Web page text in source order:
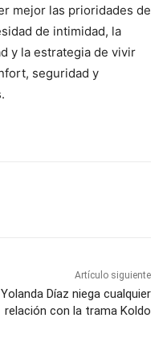
mejor las prioridades de
de intimidad, la
y la estrategia de vivir
seguridad y
Artículo siguiente
Yolanda Díaz niega cualquier
relación con la trama Koldo